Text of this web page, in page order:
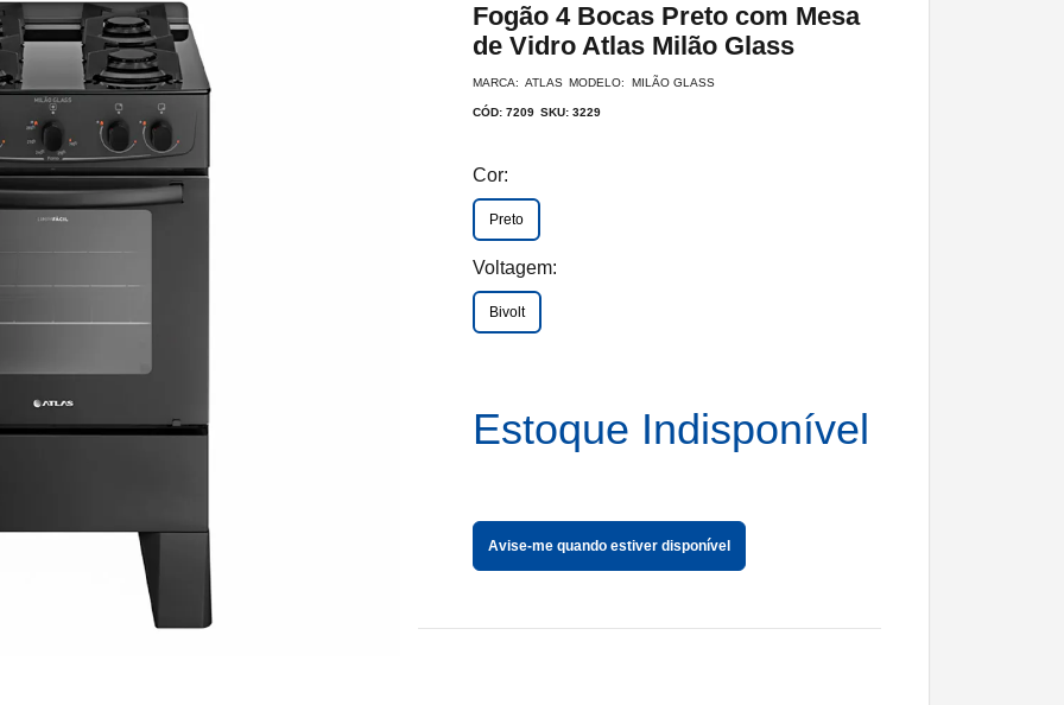
Fogão 4 Bocas Preto com Mesa
de Vidro Atlas Milão Glass
MARCA: ATLAS MODELO: MILÃO GLASS
CÓD: 7209 SKU: 3229
Cor:
Preto
Voltagem:
Bivolt
Estoque Indisponível
Avise-me quando estiver disponível